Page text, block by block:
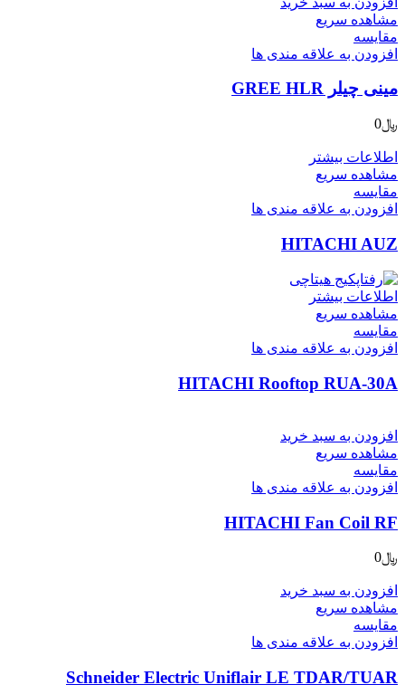
مشاهده سریع
مقایسه
افزودن به علاقه مندی ها
مینی چیلر GREE HLR
﷼0
اطلاعات بیشتر
مشاهده سریع
مقایسه
افزودن به علاقه مندی ها
HITACHI AUZ
اطلاعات بیشتر
مشاهده سریع
مقایسه
افزودن به علاقه مندی ها
HITACHI Rooftop RUA-30A
افزودن به سبد خرید
مشاهده سریع
مقایسه
افزودن به علاقه مندی ها
HITACHI Fan Coil RF
﷼0
افزودن به سبد خرید
مشاهده سریع
مقایسه
افزودن به علاقه مندی ها
Schneider Electric Uniflair LE TDAR/TUAR